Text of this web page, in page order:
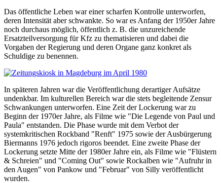
Das öffentliche Leben war einer scharfen Kontrolle unterworfen,
deren Intensität aber schwankte. So war es Anfang der 1950er Jahre
noch durchaus möglich, öffentlich z. B. die unzureichende
Ersatzteilversorgung für Kfz zu thematisieren und dabei die
Vorgaben der Regierung und deren Organe ganz konkret als
Schuldige zu benennen.
In späteren Jahren war die Veröffentlichung derartiger Aufsätze
undenkbar. Im kulturellen Bereich war die stets begleitende Zensur
Schwankungen unterworfen. Eine Zeit der Lockerung war zu
Beginn der 1970er Jahre, als Filme wie "Die Legende von Paul und
Paula" entstanden. Die Phase wurde mit dem Verbot der
systemkritischen Rockband "Renft" 1975 sowie der Ausbürgerung
Biermanns 1976 jedoch rigoros beendet. Eine zweite Phase der
Lockerung setzte Mitte der 1980er Jahre ein, als Filme wie "Flüstern
& Schreien" und "Coming Out" sowie Rockalben wie "Aufruhr in
den Augen" von Pankow und "Februar" von Silly veröffentlicht
wurden.